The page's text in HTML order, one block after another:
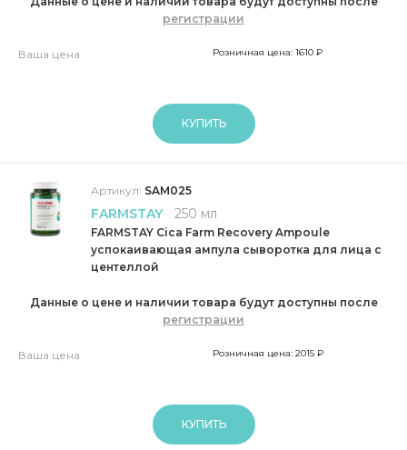
регистрации
Ваша цена Розничная цена: 1610 ₽
КУПИТЬ
Артикул: SAM025
FARMSTAY 250 мл
FARMSTAY Cica Farm Recovery Ampoule
успокаивающая ампула сыворотка для лица с
центеллой
Данные о цене и наличии товара будут доступны после
регистрации
Ваша цена Розничная цена: 2015 ₽
КУПИТЬ